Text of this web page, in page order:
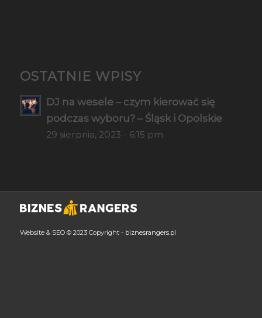
OSTATNIE WPISY
DJ na wesele – czym kierować się
podczas wyboru? – Śląsk i Opolskie
29 sierpnia, 2023 - 6:15 pm
Website & SEO © 2023 Copyright - biznesrangers.pl